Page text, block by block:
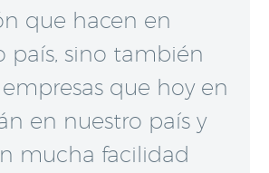
que hacen en
país, sino también
que hoy en
en nuestro país y
mucha facilidad